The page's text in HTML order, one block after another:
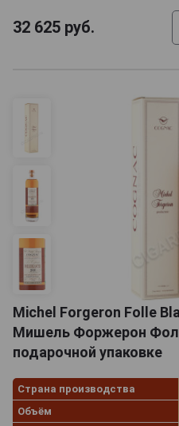
32 625 руб.
Michel Forgeron Folle
Мишель Форжерон
подарочной упаковке
Страна производства
Объём